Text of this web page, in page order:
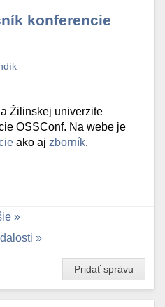
konferencie
Žilinskej univerzite
OSSConf. Na webe je
ako aj zborník.
Pridať správu